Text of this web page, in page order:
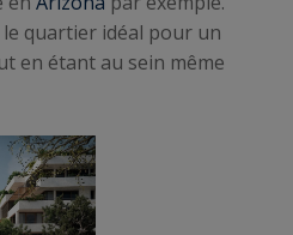
le quartier idéal pour un
en étant au sein même